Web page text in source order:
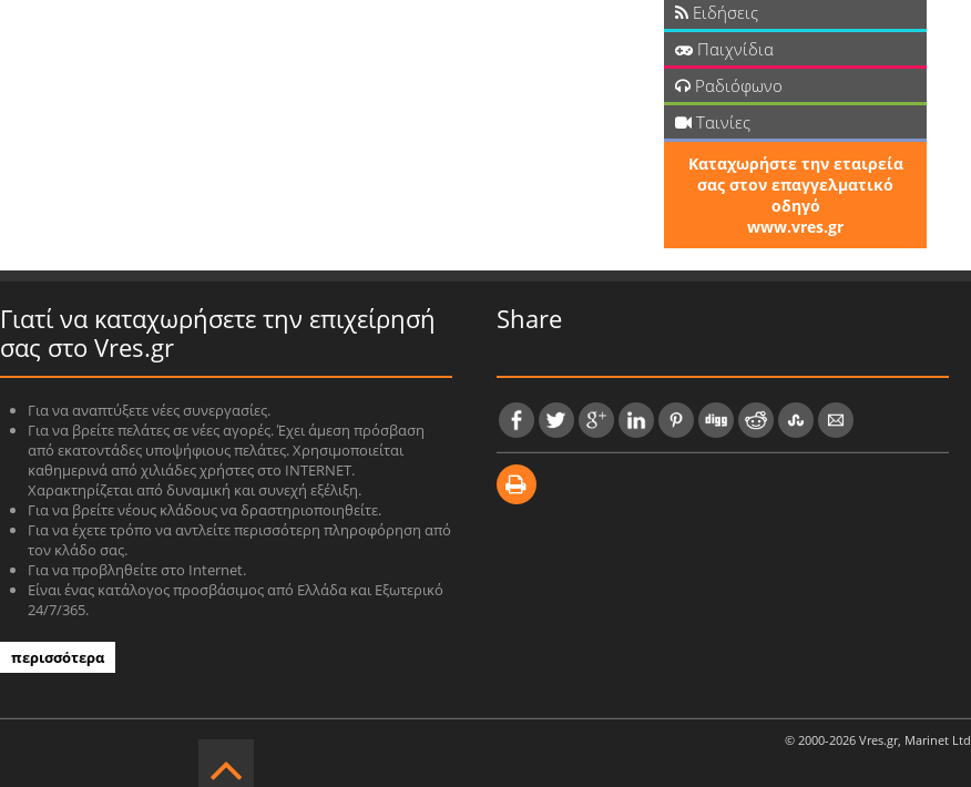
Ειδήσεις
Παιχνίδια
Ραδιόφωνο
Ταινίες
Καταχωρήστε την εταιρεία
σας στον επαγγελματικό
οδηγό
www.vres.gr
Γιατί να καταχωρήσετε την επιχείρησή
σας στο Vres.gr
Για να αναπτύξετε νέες συνεργασίες.
Για να βρείτε πελάτες σε νέες αγορές. Έχει άμεση πρόσβαση
από εκατοντάδες υποψήφιους πελάτες. Χρησιμοποιείται
καθημερινά από χιλιάδες χρήστες στο INTERNET.
Χαρακτηρίζεται από δυναμική και συνεχή εξέλιξη.
Για να βρείτε νέους κλάδους να δραστηριοποιηθείτε.
Για να έχετε τρόπο να αντλείτε περισσότερη πληροφόρηση από
τον κλάδο σας.
Για να προβληθείτε στο Internet.
Είναι ένας κατάλογος προσβάσιμος από Ελλάδα και Εξωτερικό
24/7/365.
περισσότερα
Share
© 2000-2026 Vres.gr, Marinet Ltd